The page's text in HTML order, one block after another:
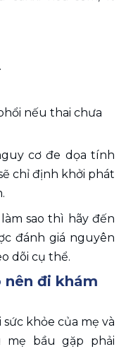
nếu thai chưa
cơ đe dọa tính
chỉ định khởi phát
sao thì hãy đến
đánh giá nguyên
dõi cụ thể.
nên đi khám
khỏe của mẹ và
bầu gặp phải